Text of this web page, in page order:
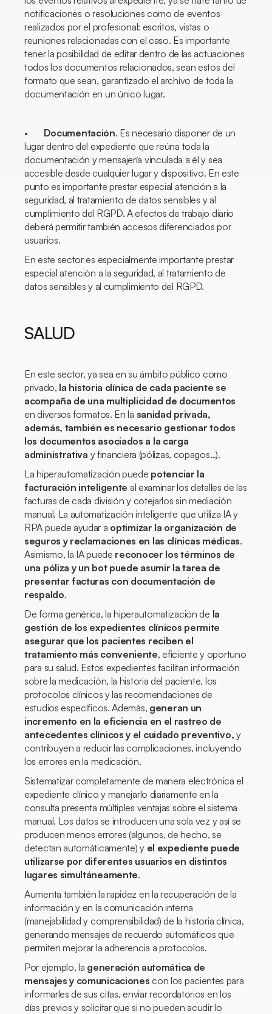
notificaciones o resoluciones como de eventos
realizados por el profesional: escritos, vistas o
reuniones relacionadas con el caso. Es importante
tener la posibilidad de editar dentro de las actuaciones
todos los documentos relacionados, sean estos del
formato que sean, garantizado el archivo de toda la
documentación en un único lugar.
• Documentación. Es necesario disponer de un
lugar dentro del expediente que reúna toda la
documentación y mensajería vinculada a él y sea
accesible desde cualquier lugar y dispositivo. En este
punto es importante prestar especial atención a la
seguridad, al tratamiento de datos sensibles y al
cumplimiento del RGPD. A efectos de trabajo diario
deberá permitir también accesos diferenciados por
usuarios.
En este sector es especialmente importante prestar
especial atención a la seguridad, al tratamiento de
datos sensibles y al cumplimiento del RGPD.
SALUD
En este sector, ya sea en su ámbito público como
privado, la historia clínica de cada paciente se
acompaña de una multiplicidad de documentos
en diversos formatos. En la sanidad privada,
además, también es necesario gestionar todos
los documentos asociados a la carga
administrativa y financiera (pólizas, copagos…).
La hiperautomatización puede potenciar la
facturación inteligente al examinar los detalles de las
facturas de cada división y cotejarlos sin mediación
manual. La automatización inteligente que utiliza IA y
RPA puede ayudar a optimizar la organización de
seguros y reclamaciones en las clínicas médicas.
Asimismo, la IA puede reconocer los términos de
una póliza y un bot puede asumir la tarea de
presentar facturas con documentación de
respaldo.
De forma genérica, la hiperautomatización de la
gestión de los expedientes clínicos permite
asegurar que los pacientes reciben el
tratamiento más conveniente, eficiente y oportuno
para su salud. Estos expedientes facilitan información
sobre la medicación, la historia del paciente, los
protocolos clínicos y las recomendaciones de
estudios específicos. Además, generan un
incremento en la eficiencia en el rastreo de
antecedentes clínicos y el cuidado preventivo, y
contribuyen a reducir las complicaciones, incluyendo
los errores en la medicación.
Sistematizar completamente de manera electrónica el
expediente clínico y manejarlo diariamente en la
consulta presenta múltiples ventajas sobre el sistema
manual. Los datos se introducen una sola vez y así se
producen menos errores (algunos, de hecho, se
detectan automáticamente) y el expediente puede
utilizarse por diferentes usuarios en distintos
lugares simultáneamente.
Aumenta también la rapidez en la recuperación de la
información y en la comunicación interna
(manejabilidad y comprensibilidad) de la historia clínica,
generando mensajes de recuerdo automáticos que
permiten mejorar la adherencia a protocolos.
Por ejemplo, la generación automática de
mensajes y comunicaciones con los pacientes para
informarles de sus citas, enviar recordatorios en los
días previos y solicitar que si no pueden acudir lo